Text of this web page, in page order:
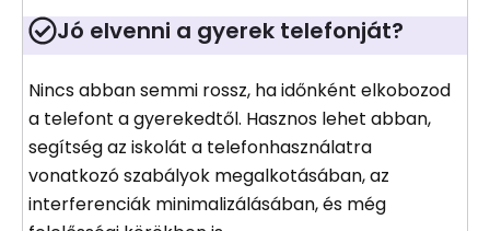
Jó elvenni a gyerek telefonját?
Nincs abban semmi rossz, ha időnként elkobozod
a telefont a gyerekedtől. Hasznos lehet abban,
segítség az iskolát a telefonhasználatra
vonatkozó szabályok megalkotásában, az
interferenciák minimalizálásában, és még